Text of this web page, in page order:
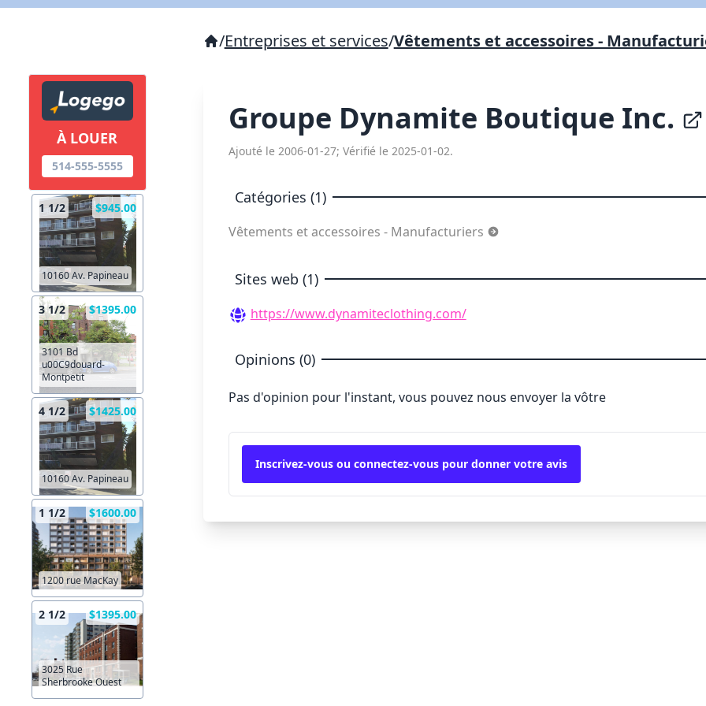
À LOUER
514-555-5555
1 1/2 $945.00
10160 Av. Papineau
3 1/2 $1395.00
3101 Bd
u00C9douard-
Montpetit
4 1/2 $1425.00
10160 Av. Papineau
1 1/2 $1600.00
1200 rue MacKay
2 1/2 $1395.00
3025 Rue
Sherbrooke Ouest
/Entreprises et services/Vêtements et accessoires -
Groupe Dynamite Boutique Inc.
Ajouté le 2006-01-27; Vérifié le 2025-01-02.
Catégories (1)
Vêtements et accessoires - Manufacturiers
Sites web (1)
https://www.dynamiteclothing.com/
Opinions (0)
Pas d'opinion pour l'instant, vous pouvez nous envoyer la vôtre
Inscrivez-vous ou connectez-vous pour donner votre avis
X Fermer Envoyez
Copier lien
X Fermer Envoyez